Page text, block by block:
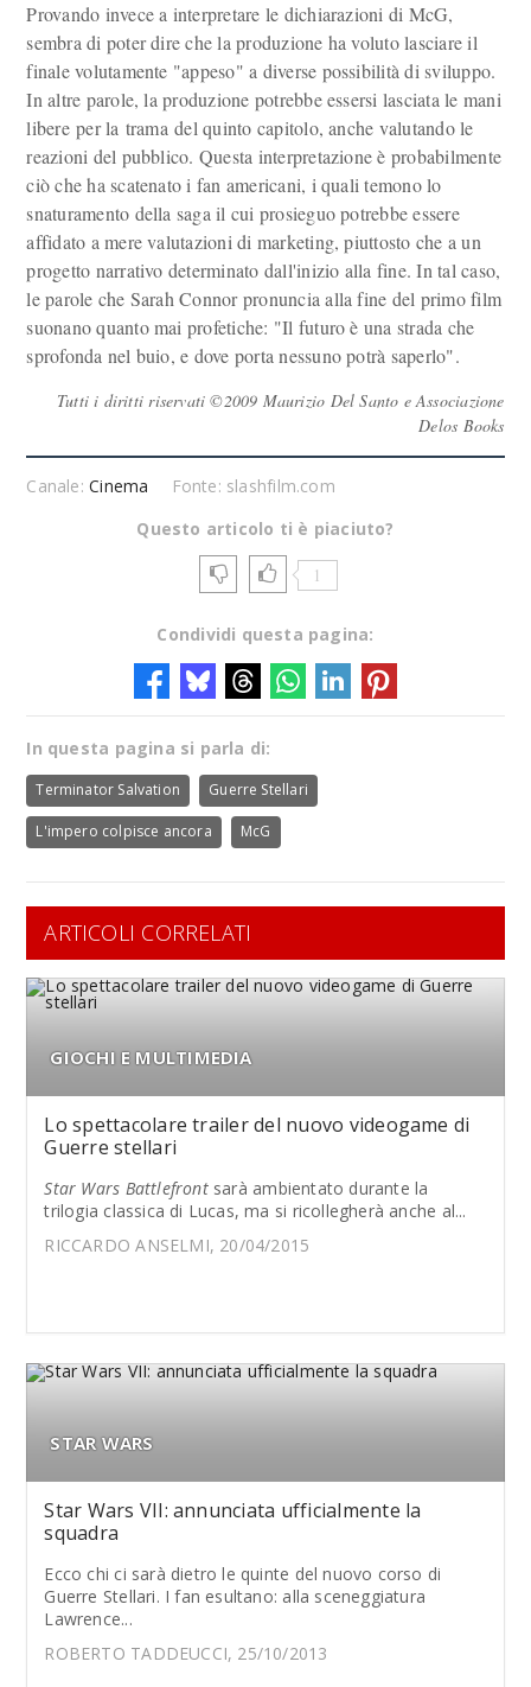
Provando invece a interpretare le dichiarazioni di McG,
sembra di poter dire che la produzione ha voluto lasciare il
finale volutamente "appeso" a diverse possibilità di sviluppo.
In altre parole, la produzione potrebbe essersi lasciata le mani
libere per la trama del quinto capitolo, anche valutando le
reazioni del pubblico. Questa interpretazione è probabilmente
ciò che ha scatenato i fan americani, i quali temono lo
snaturamento della saga il cui prosieguo potrebbe essere
affidato a mere valutazioni di marketing, piuttosto che a un
progetto narrativo determinato dall'inizio alla fine. In tal caso,
le parole che Sarah Connor pronuncia alla fine del primo film
suonano quanto mai profetiche: "Il futuro è una strada che
sprofonda nel buio, e dove porta nessuno potrà saperlo".
Tutti i diritti riservati ©2009 Maurizio Del Santo e Associazione
Delos Books
Canale:Cinema
Fonte: slashfilm.com
Questo articolo ti è piaciuto?
1
Condividi questa pagina:
In questa pagina si parla di:
Terminator Salvation Guerre Stellari
L'impero colpisce ancora McG
ARTICOLI CORRELATI
GIOCHI E MULTIMEDIA
Lo spettacolare trailer del nuovo videogame di
Guerre stellari
Star Wars Battlefrontsarà ambientato durante la
trilogia classica di Lucas, ma si ricollegherà anche al...
RICCARDO ANSELMI, 20/04/2015
STAR WARS
Star Wars VII: annunciata ufficialmente la
squadra
Ecco chi ci sarà dietro le quinte del nuovo corso di
Guerre Stellari. I fan esultano: alla sceneggiatura
Lawrence...
ROBERTO TADDEUCCI, 25/10/2013